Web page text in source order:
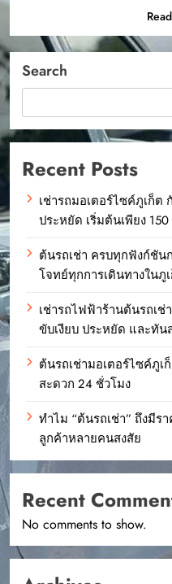
Search
Recent Posts
เช่ารถมอเตอร์ไซค์ภูเก็ต
ประหยัด เริ่มต้นเพียง
ต้นรถเช่า ครบทุกฟังก์ชัน
โจทย์ทุกการเดินทางในภู
เช่ารถไฟฟ้าร้านต้นรถเช่
ขับเงียบ ประหยัด และทัน
ต้นรถเช่ามอเตอร์ไซค์ภูเ
สะดวก 24 ชั่วโมง
ทำไม “ต้นรถเช่า” ถึงมีร
ลูกค้าหลายคนสงสัย
Recent
No comments to show.